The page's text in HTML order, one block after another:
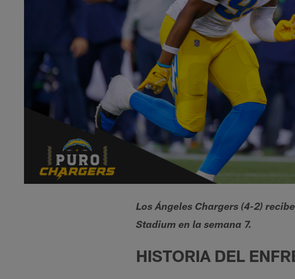
Los Ángeles Chargers (4-2)
Stadium en la semana 7.
HISTORIA DEL